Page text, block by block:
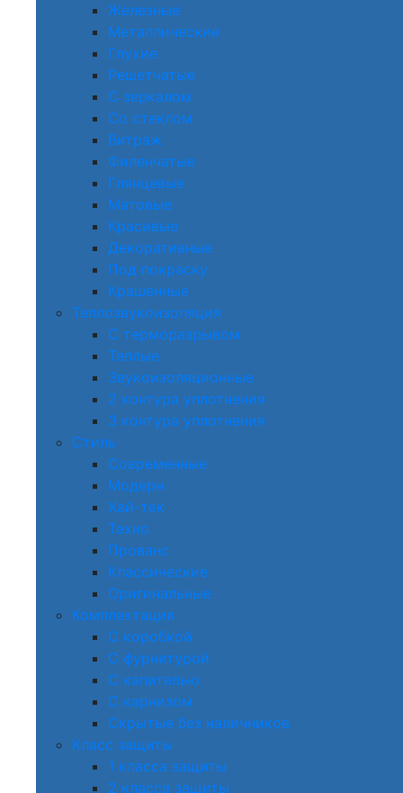
Железные
Металлические
Глухие
Решетчатые
С зеркалом
Со стеклом
Витраж
Филенчатые
Глянцевые
Матовые
Красивые
Декоративные
Под покраску
Крашенные
Теплозвукоизоляция
С терморазрывом
Теплые
Звукоизоляционные
2 контура уплотнения
3 контура уплотнения
Стиль
Современные
Модерн
Хай-тек
Техно
Прованс
Классические
Оригинальные
Комплектация
С коробкой
С фурнитурой
С капителью
С карнизом
Скрытые без наличников
Класс защиты
1 класса защиты
2 класса защиты